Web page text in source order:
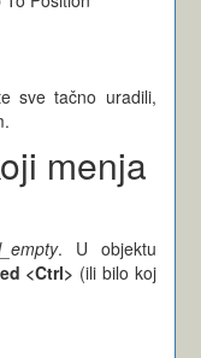
sve tačno uradili,
menja
. U objektu
<Ctrl> (ili bilo koj